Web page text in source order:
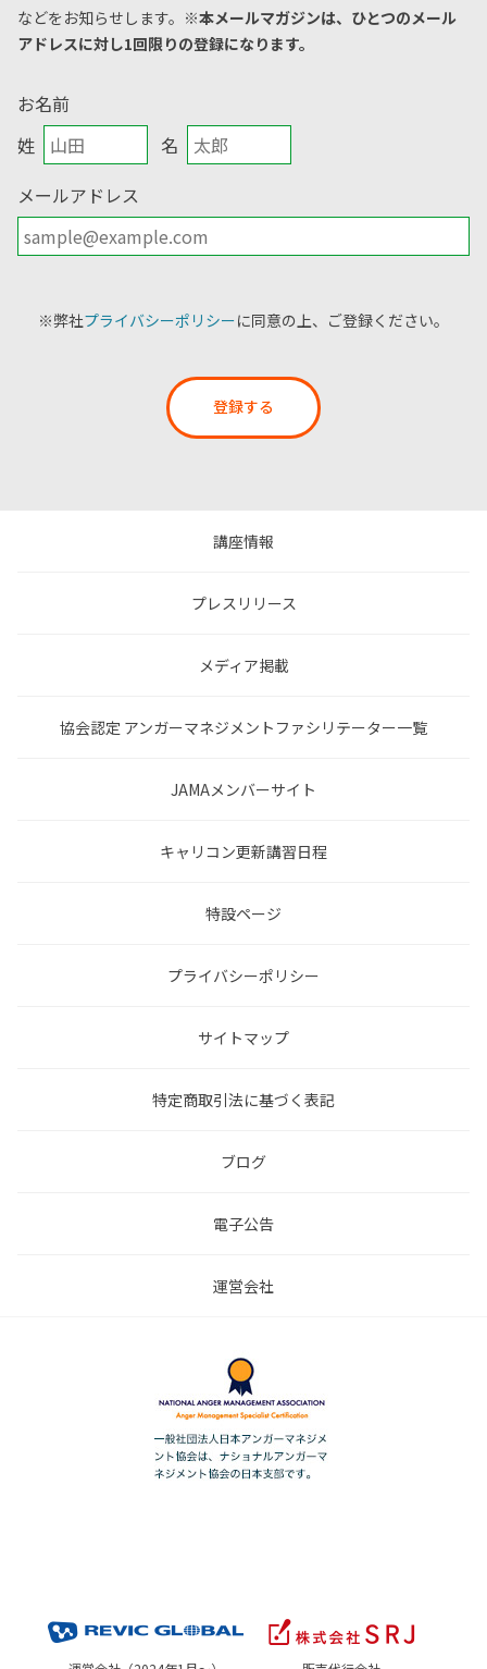
などをお知らせします。 ※本メールマガジンは、ひとつのメール
アドレスに対し1回限りの登録になります。
お名前
姓
名
メールアドレス
※弊社プライバシーポリシーに同意の上、ご登録ください。
登録する
講座情報
プレスリリース
メディア掲載
協会認定 アンガーマネジメントファシリテーター一覧
JAMAメンバーサイト
キャリコン更新講習日程
特設ページ
プライバシーポリシー
サイトマップ
特定商取引法に基づく表記
ブログ
電子公告
運営会社